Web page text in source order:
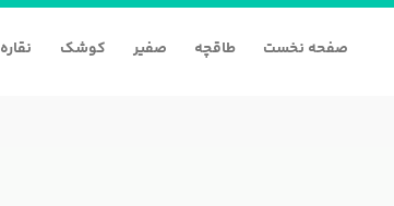
صفحه نخست طاقچه صفیر کوشک نقاره